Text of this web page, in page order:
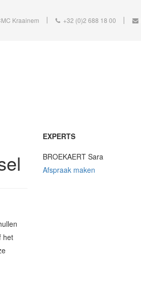
Kraainem +32 (0)2 688 18 00
het
EXPERTS
BROEKAERT Sara
Afspraak maken